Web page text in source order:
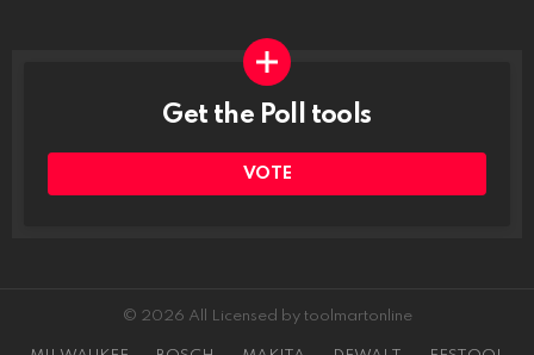
โพล
ได้ที่
Get the Poll tools
VOTE
© 2026 All Licensed by toolmartonline